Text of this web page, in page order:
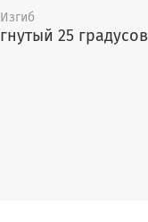
Изгиб
гнутый 25 градусов